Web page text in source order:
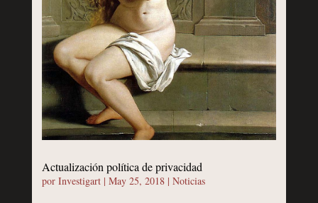
Actualización política de privacidad
por Investigart| May 25, 2018| Noticias